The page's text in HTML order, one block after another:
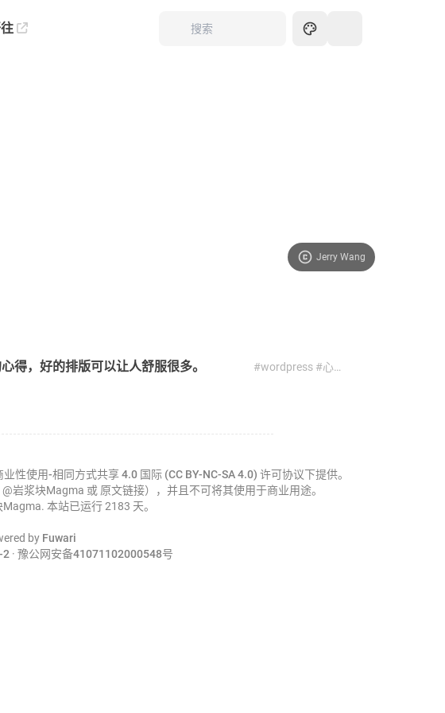
Jerry Wang
得，好的排版可以让人舒服很多。 #wordpress #心得 #排版 #网站 #设计 #追番
性使用-相同方式共享 4.0 国际 (CC BY-NC-SA 4.0) 许可协议下提供。
岩浆块Magma 或 原文链接），并且不可将其使用于商业用途。
本站已运行 2183 天。
by Fuwari
2 · 豫公网安备41071102000548号